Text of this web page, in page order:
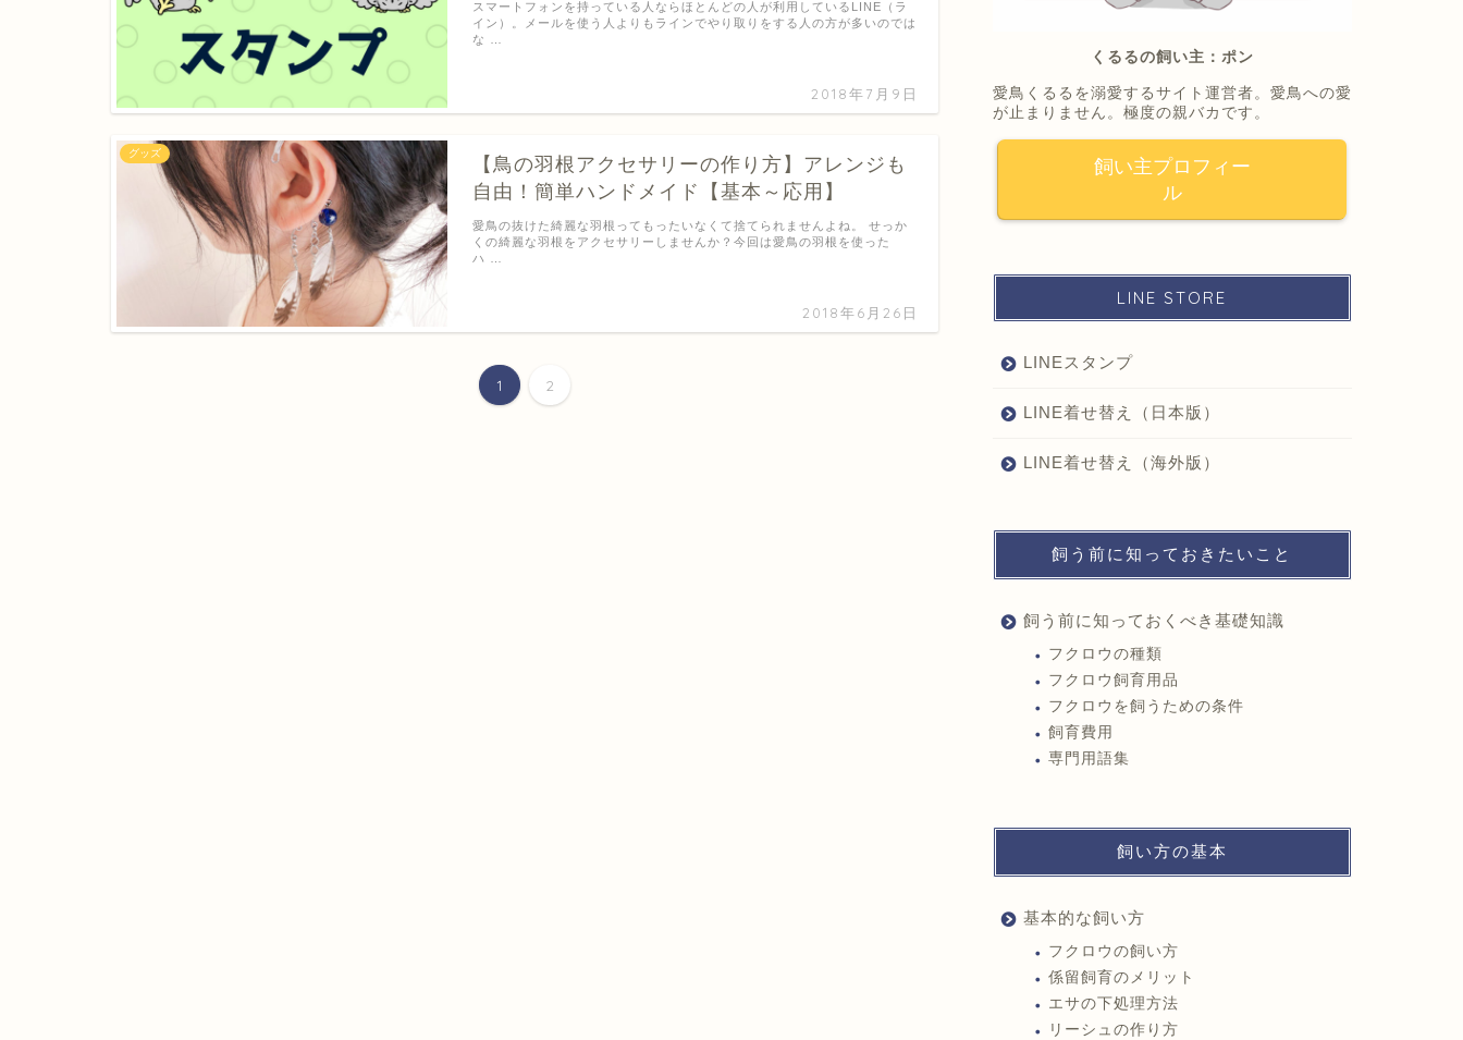
2018年7月9日
スマートフォンを持っている人ならほとんどの人が利用しているLINE（ラ
イン）。メールを使う人よりもラインでやり取りをする人の方が多いのでは
な …
グッズ
【鳥の羽根アクセサリーの作り方】アレンジも
自由！簡単ハンドメイド【基本～応用】
2018年6月26日
愛鳥の抜けた綺麗な羽根ってもったいなくて捨てられませんよね。 せっか
くの綺麗な羽根をアクセサリーしませんか？今回は愛鳥の羽根を使った
ハ …
1 2
くるるの飼い主：ポン
愛鳥くるるを溺愛するサイト運営者。愛鳥への愛
が止まりません。極度の親バカです。
飼い主プロフィー
ル
LINE STORE
LINEスタンプ
LINE着せ替え（日本版）
LINE着せ替え（海外版）
飼う前に知っておきたいこと
飼う前に知っておくべき基礎知識
フクロウの種類
フクロウ飼育用品
フクロウを飼うための条件
飼育費用
専門用語集
飼い方の基本
基本的な飼い方
フクロウの飼い方
係留飼育のメリット
エサの下処理方法
リーシュの作り方